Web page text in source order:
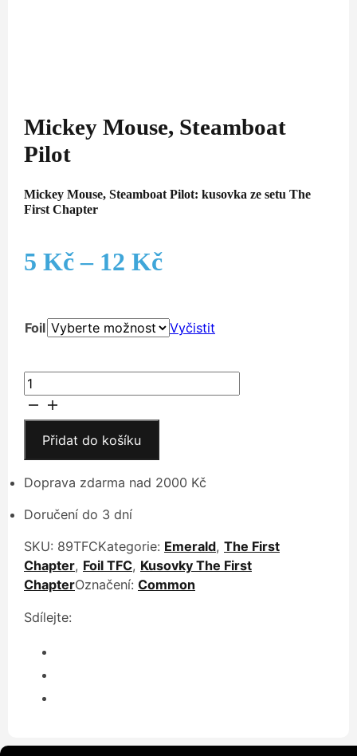
Mickey Mouse, Steamboat
Pilot
Mickey Mouse, Steamboat Pilot: kusovka ze setu The
First Chapter
5 Kč – 12 KčRozpětí
5 Kč
až
Foil Vyčistit
Mickey
Mouse,
Steamboat
Pilot
množství
Přidat do košíku
Doprava zdarma nad 2000 Kč
Doručení do 3 dní
SKU: 89TFCKategorie: Emerald, The First
Chapter, Foil TFC, Kusovky The First
ChapterOznačení: Common
Sdílejte: